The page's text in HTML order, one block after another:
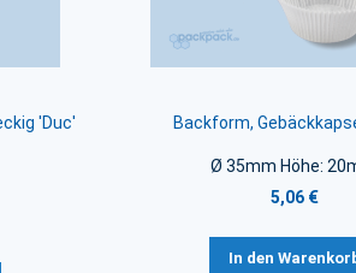
'Duc' Backform,
Ø 35mm Höhe:
5,06 €
In den